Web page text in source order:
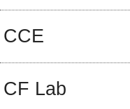
CCE
CF Lab